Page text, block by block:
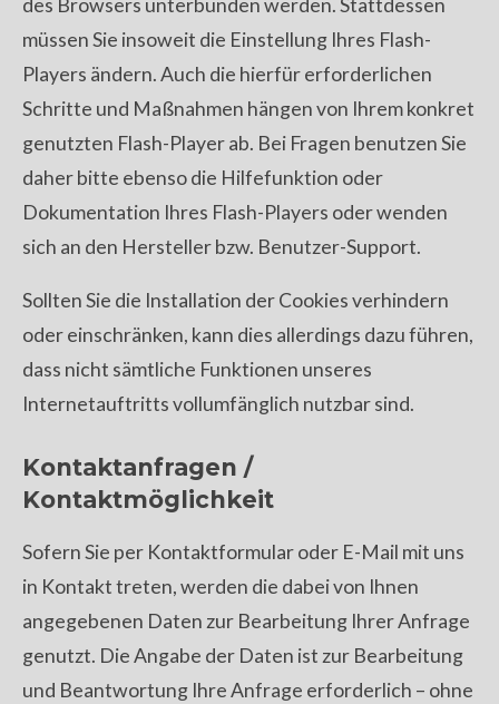
müssen Sie insoweit die Einstellung Ihres Flash-
Players ändern. Auch die hierfür erforderlichen
Schritte und Maßnahmen hängen von Ihrem konkret
genutzten Flash-Player ab. Bei Fragen benutzen Sie
daher bitte ebenso die Hilfefunktion oder
Dokumentation Ihres Flash-Players oder wenden
sich an den Hersteller bzw. Benutzer-Support.
Sollten Sie die Installation der Cookies verhindern
oder einschränken, kann dies allerdings dazu führen,
dass nicht sämtliche Funktionen unseres
Internetauftritts vollumfänglich nutzbar sind.
Kontaktanfragen /
Kontaktmöglichkeit
Sofern Sie per Kontaktformular oder E-Mail mit uns
in Kontakt treten, werden die dabei von Ihnen
angegebenen Daten zur Bearbeitung Ihrer Anfrage
genutzt. Die Angabe der Daten ist zur Bearbeitung
und Beantwortung Ihre Anfrage erforderlich – ohne